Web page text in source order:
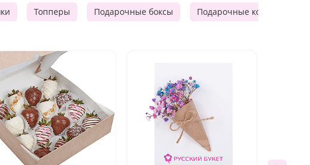
Топперы Подарочные боксы Подарочные корзины